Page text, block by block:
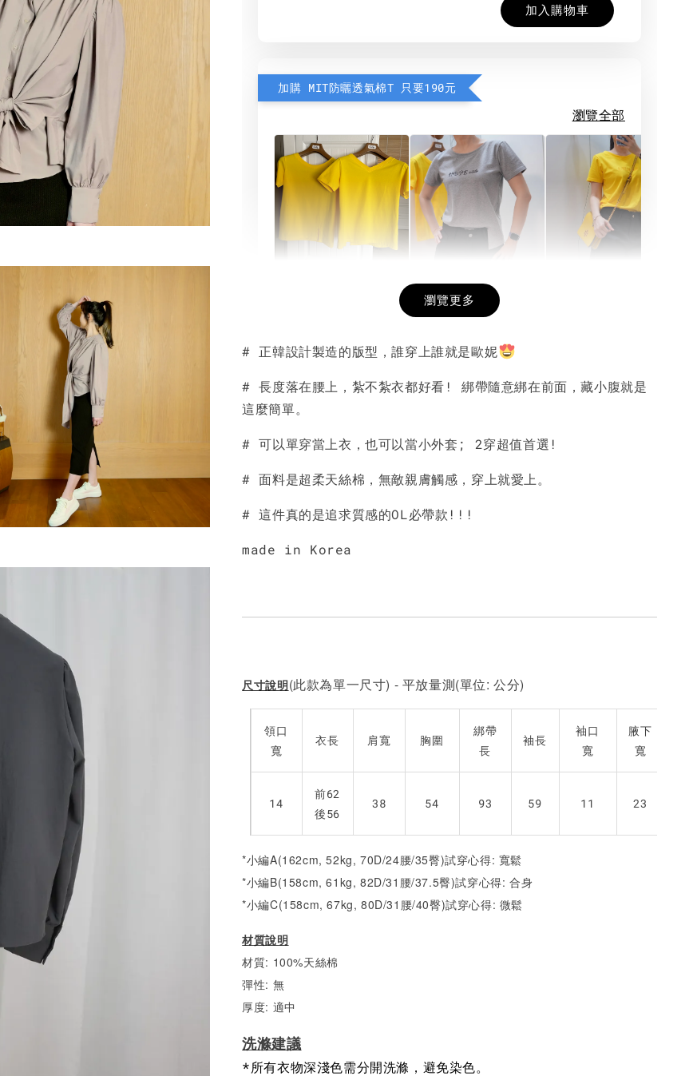
加入購物車
加購 MIT防曬透氣棉T 只要190元
瀏覽全部
NT$ 190
NT$ 450
- +
希望相隨雙面T
NT$ 190
NT$ 450
-
NT$ 450
瀏覽更多
# 正韓設計製造的版型，誰穿上誰就是歐妮
# 長度落在腰上，紮不紮衣都好看! 綁帶隨意綁在前面，藏小腹就是
這麼簡單。
# 可以單穿當上衣，也可以當小外套; 2穿超值首選!
# 面料是超柔天絲棉，無敵親膚觸感，穿上就愛上。
# 這件真的是追求質感的OL必帶款!!!
made in Korea
尺寸說明(此款為單一尺寸) - 平放量測(單位: 公分)
領口
寬
衣長 肩寬 胸圍
綁帶
長
袖長
袖口
寬
腋下
寬
14
前62
後56
38 54 93 59 11 23
*小編A(162cm, 52kg, 70D/24腰/35臀)試穿心得: 寬鬆
*小編B(158cm, 61kg, 82D/31腰/37.5臀)試穿心得: 合身
*小編C(158cm, 67kg, 80D/31腰/40臀)試穿心得: 微鬆
材質說明
材質: 100%天絲棉
彈性: 無
厚度: 適中
洗滌建議
*所有衣物深淺色需分開洗滌，避免染色。